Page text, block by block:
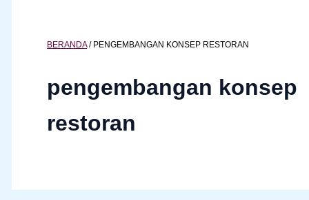
BERANDA/ PENGEMBANGAN KONSEP RESTORAN
pengembangan konsep
restoran